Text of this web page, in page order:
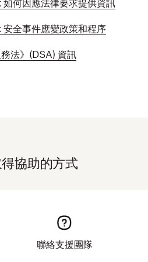
如何因應法律要求提供資訊
全事件應變政策和程序
務法》(DSA) 資訊
協助的方式
聯絡支援團隊